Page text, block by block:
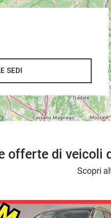
una somma di € 200,
immediata nel caso
senza pensieri
SEDI
offerte di veicoli
Scopri